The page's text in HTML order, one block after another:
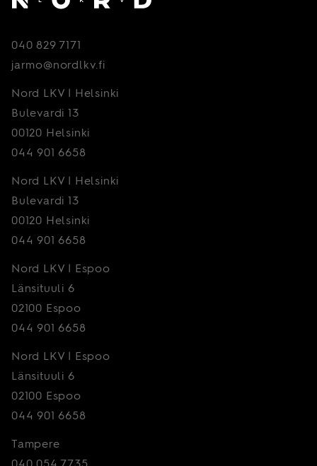
040 829 7171
jarmo@nordlkv.fi
Nord LKV | Helsinki
Bulevardi 13
00120 Helsinki
044 901 6658
Nord LKV | Helsinki
Bulevardi 13
00120 Helsinki
044 901 6658
Nord LKV | Espoo
Länsituuli 6
02100 Espoo
044 901 6658
Nord LKV | Espoo
Länsituuli 6
02100 Espoo
044 901 6658
Tampere